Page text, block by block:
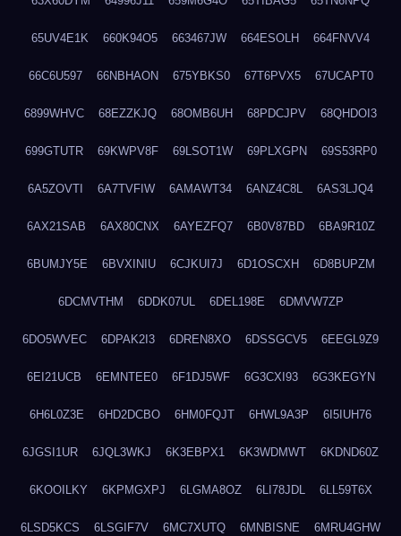
65UV4E1K 660K94O5 663467JW 664ESOLH 664FNVV4
66C6U597 66NBHAON 675YBKS0 67T6PVX5 67UCAPT0
6899WHVC 68EZZKJQ 68OMB6UH 68PDCJPV 68QHDOI3
699GTUTR 69KWPV8F 69LSOT1W 69PLXGPN 69S53RP0
6A5ZOVTI 6A7TVFIW 6AMAWT34 6ANZ4C8L 6AS3LJQ4
6AX21SAB 6AX80CNX 6AYEZFQ7 6B0V87BD 6BA9R10Z
6BUMJY5E 6BVXINIU 6CJKUI7J 6D1OSCXH 6D8BUPZM
6DCMVTHM 6DDK07UL 6DEL198E 6DMVW7ZP
6DO5WVEC 6DPAK2I3 6DREN8XO 6DSSGCV5 6EEGL9Z9
6EI21UCB 6EMNTEE0 6F1DJ5WF 6G3CXI93 6G3KEGYN
6H6L0Z3E 6HD2DCBO 6HM0FQJT 6HWL9A3P 6I5IUH76
6JGSI1UR 6JQL3WKJ 6K3EBPX1 6K3WDMWT 6KDND60Z
6KOOILKY 6KPMGXPJ 6LGMA8OZ 6LI78JDL 6LL59T6X
6LSD5KCS 6LSGIF7V 6MC7XUTQ 6MNBISNE 6MRU4GHW